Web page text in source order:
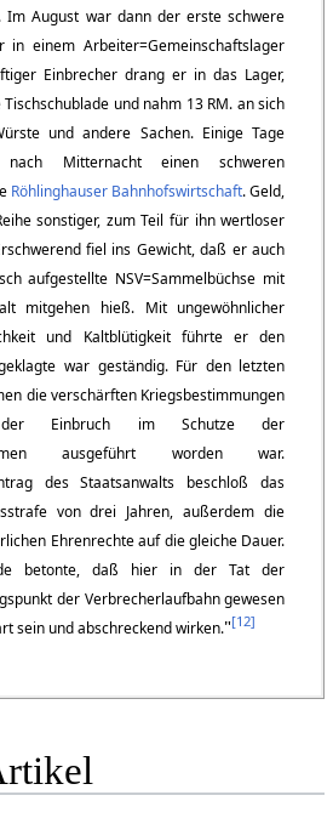
Im August war dann der erste schwere
einem Arbeiter=Gemeinschaftslager
Einbrecher drang er in das Lager,
und nahm 13 RM. an sich
und andere Sachen. Einige Tage
Mitternacht einen schweren
Röhlinghauser Bahnhofswirtschaft. Geld,
sonstiger, zum Teil für ihn wertloser
fiel ins Gewicht, daß er auch
aufgestellte NSV=Sammelbüchse mit
mitgehen hieß. Mit ungewöhnlicher
und Kaltblütigkeit führte er den
war geständig. Für den letzten
die verschärften Kriegsbestimmungen
Einbruch im Schutze der
ausgeführt worden war.
des Staatsanwalts beschloß das
von drei Jahren, außerdem die
Ehrenrechte auf die gleiche Dauer.
betonte, daß hier in der Tat der
der Verbrecherlaufbahn gewesen
sein und abschreckend wirken."[12]